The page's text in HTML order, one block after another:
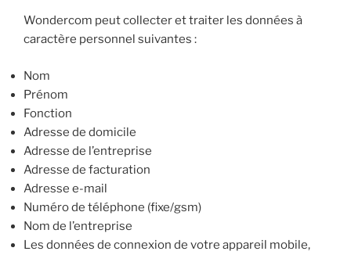
Wondercom peut collecter et traiter les données à
caractère personnel suivantes :
Nom
Prénom
Fonction
Adresse de domicile
Adresse de l’entreprise
Adresse de facturation
Adresse e-mail
Numéro de téléphone (fixe/gsm)
Nom de l’entreprise
Les données de connexion de votre appareil mobile,